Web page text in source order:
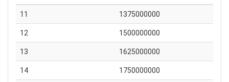
11 1375000000
12 1500000000
13 1625000000
14 1750000000